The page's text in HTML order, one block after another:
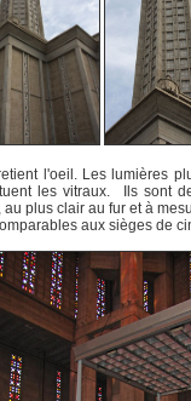
l'oeil. Les lumières
les vitraux. Ils sont
plus clair au fur et à
aux sièges de